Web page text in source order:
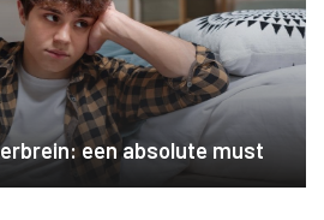
een absolute must